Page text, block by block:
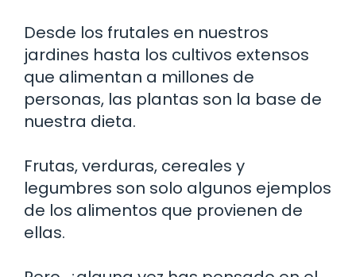
Desde los frutales en nuestros
jardines hasta los cultivos extensos
que alimentan a millones de
personas, las plantas son la base de
nuestra dieta.
Frutas, verduras, cereales y
legumbres son solo algunos ejemplos
de los alimentos que provienen de
ellas.